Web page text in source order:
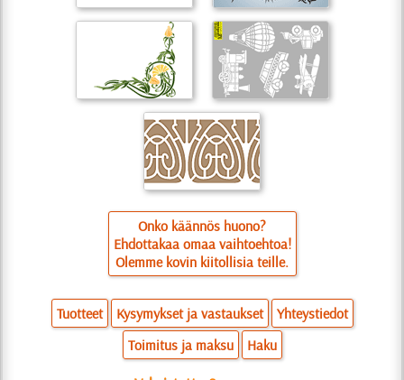
Onko käännös huono?
Ehdottakaa omaa vaihtoehtoa!
Olemme kovin kiitollisia teille.
Tuotteet Kysymykset ja vastaukset
Yhteystiedot
Toimitus ja maksu
Haku